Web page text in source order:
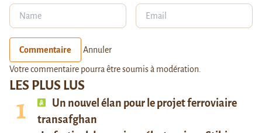
LES PLUS LUS
Un nouvel élan pour le projet ferroviaire
transafghan
Commentaire Annuler
Votre commentaire pourra être soumis à modération.